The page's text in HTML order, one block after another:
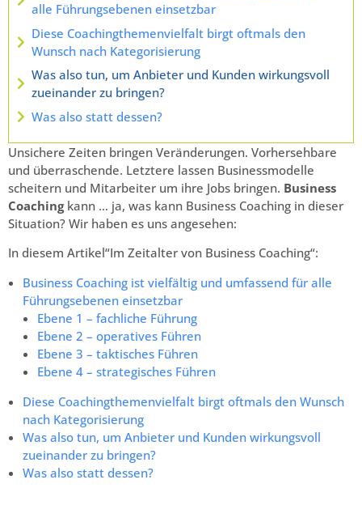
alle Führungsebenen einsetzbar
Diese Coachingthemenvielfalt birgt oftmals den
Wunsch nach Kategorisierung
Was also tun, um Anbieter und Kunden wirkungsvoll
zueinander zu bringen?
Was also statt dessen?
Unsichere Zeiten bringen Veränderungen. Vorhersehbare
und überraschende. Letztere lassen Businessmodelle
scheitern und Mitarbeiter um ihre Jobs bringen. Business
Coachingkann … ja, was kann Business Coaching in dieser
Situation? Wir haben es uns angesehen:
In diesem Artikel“Im Zeitalter von Business Coaching“:
Business Coaching ist vielfältig und umfassend für alle
Führungsebenen einsetzbar
Ebene 1 – fachliche Führung
Ebene 2 – operatives Führen
Ebene 3 – taktisches Führen
Ebene 4 – strategisches Führen
Diese Coachingthemenvielfalt birgt oftmals den Wunsch
nach Kategorisierung
Was also tun, um Anbieter und Kunden wirkungsvoll
zueinander zu bringen?
Was also statt dessen?